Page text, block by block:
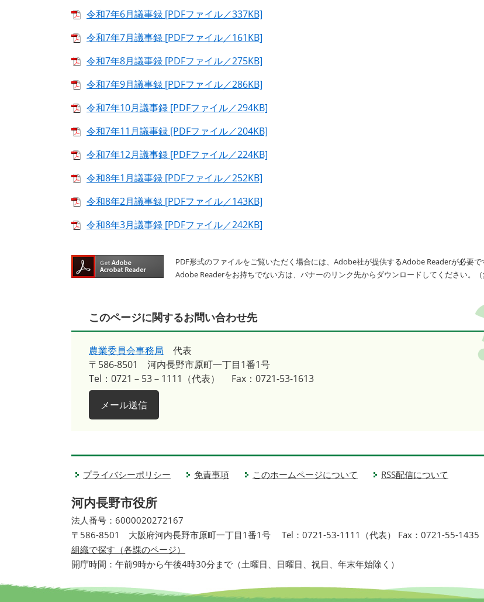
令和7年6月議事録 [PDFファイル／337KB]
令和7年7月議事録 [PDFファイル／161KB]
令和7年8月議事録 [PDFファイル／275KB]
令和7年9月議事録 [PDFファイル／286KB]
令和7年10月議事録 [PDFファイル／294KB]
令和7年11月議事録 [PDFファイル／204KB]
令和7年12月議事録 [PDFファイル／224KB]
令和8年1月議事録 [PDFファイル／252KB]
令和8年2月議事録 [PDFファイル／143KB]
令和8年3月議事録 [PDFファイル／242KB]
PDF形式のファイルをご覧いただく場合には、Adobe社が提供するAdobe Readerが必要で
Adobe Readerをお持ちでない方は、バナーのリンク先からダウンロードしてください。（
このページに関するお問い合わせ先
農業委員会事務局
代表
〒586-8501
河内長野市原町一丁目1番1号
Tel：0721－53－1111（代表）
Fax：0721-53-1613
メール送信
プライバシーポリシー 免責事項 このホームページについて RSS配信について
河内長野市役所
法人番号：6000020272167
〒586-8501 大阪府河内長野市原町一丁目1番1号
Tel：0721-53-1111（代表） Fax：0721-55-1435
組織で探す（各課のページ）
開庁時間：午前9時から午後4時30分まで（土曜日、日曜日、祝日、年末年始除く）